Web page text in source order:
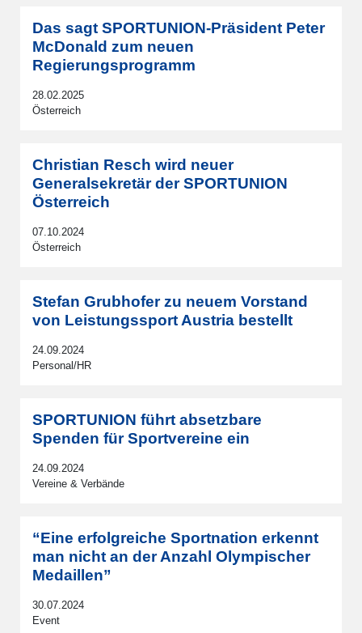
Das sagt SPORTUNION-Präsident Peter
McDonald zum neuen
Regierungsprogramm
28.02.2025
Österreich
Christian Resch wird neuer
Generalsekretär der SPORTUNION
Österreich
07.10.2024
Österreich
Stefan Grubhofer zu neuem Vorstand
von Leistungssport Austria bestellt
24.09.2024
Personal/HR
SPORTUNION führt absetzbare
Spenden für Sportvereine ein
24.09.2024
Vereine & Verbände
“Eine erfolgreiche Sportnation erkennt
man nicht an der Anzahl Olympischer
Medaillen”
30.07.2024
Event